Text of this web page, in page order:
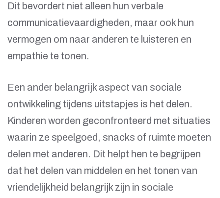
Dit bevordert niet alleen hun verbale
communicatievaardigheden, maar ook hun
vermogen om naar anderen te luisteren en
empathie te tonen.
Een ander belangrijk aspect van sociale
ontwikkeling tijdens uitstapjes is het delen.
Kinderen worden geconfronteerd met situaties
waarin ze speelgoed, snacks of ruimte moeten
delen met anderen. Dit helpt hen te begrijpen
dat het delen van middelen en het tonen van
vriendelijkheid belangrijk zijn in sociale